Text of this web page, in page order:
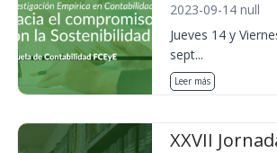
2023-09-14 null
Jueves 14 y
sept...
Leer más
XXVII